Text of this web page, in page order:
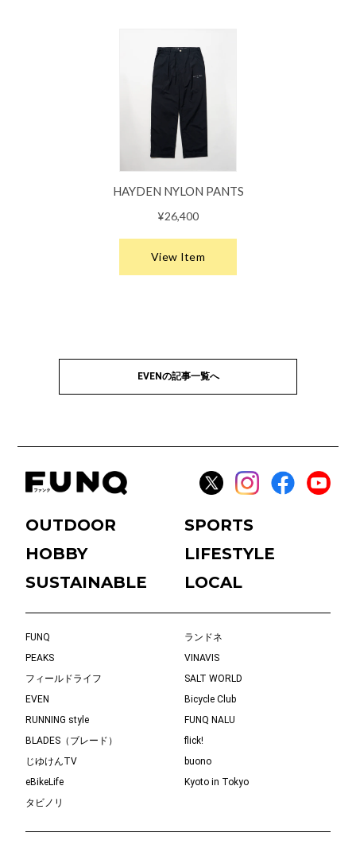
EVENの記事一覧へ
OUTDOOR
SPORTS
HOBBY
LIFESTYLE
SUSTAINABLE
LOCAL
FUNQ
ランドネ
PEAKS
VINAVIS
フィールドライフ
SALT WORLD
EVEN
Bicycle Club
RUNNING style
FUNQ NALU
BLADES（ブレード）
flick!
じゆけんTV
buono
eBikeLife
Kyoto in Tokyo
タビノリ